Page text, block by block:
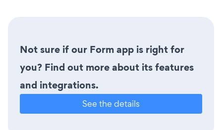
Not sure if our Form app is right for
you? Find out more about its features
and integrations.
See the details